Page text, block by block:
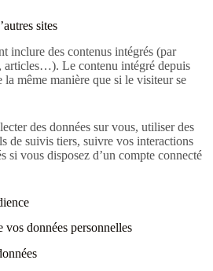
sites
inclure des contenus intégrés (par
articles…). Le contenu intégré depuis
la même manière que si le visiteur se
des données sur vous, utiliser des
de suivis tiers, suivre vos interactions
si vous disposez d’un compte connecté
données personnelles